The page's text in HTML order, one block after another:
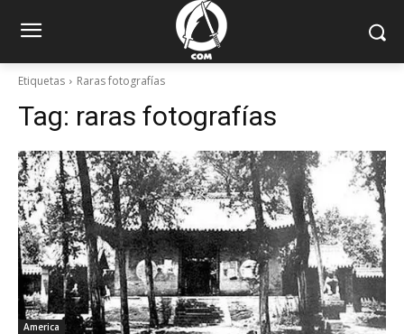
Etiquetas Raras fotografías
Tag: raras fotografías
America